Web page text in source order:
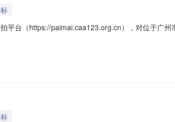
平台（https://paimai.caa123.org.cn），对位于广
买人在参加拍卖前应认真阅读、了解并确认《竞买须